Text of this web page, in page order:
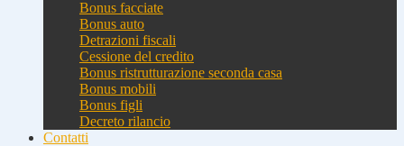
Bonus facciate
Bonus auto
Detrazioni fiscali
Cessione del credito
Bonus ristrutturazione seconda casa
Bonus mobili
Bonus figli
Decreto rilancio
Contatti